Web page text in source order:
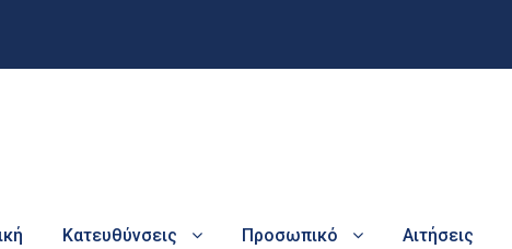
Κατευθύνσεις Προσωπικό Αιτήσεις